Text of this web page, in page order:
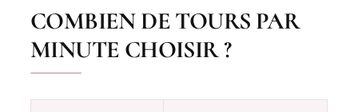
COMBIEN DE TOURS PAR
MINUTE CHOISIR ?